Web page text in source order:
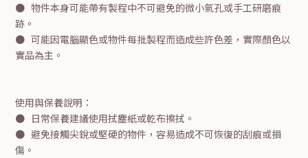
● 物件本身可能帶有製程中不可避免的微小氣孔或手工研磨痕
跡。
● 可能因電腦顯色或物件每批製程而造成些許色差，實際顏色以
實品為主。
使用與保養說明：
● 日常保養建議使用拭塵紙或乾布擦拭。
● 避免接觸尖銳或堅硬的物件 ，容易造成不可恢復的刮痕或損
傷 。